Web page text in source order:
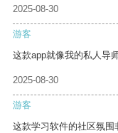
2025-08-30
游客
这款app就像我的私人导
2025-08-30
游客
这款学习软件的社区氛围